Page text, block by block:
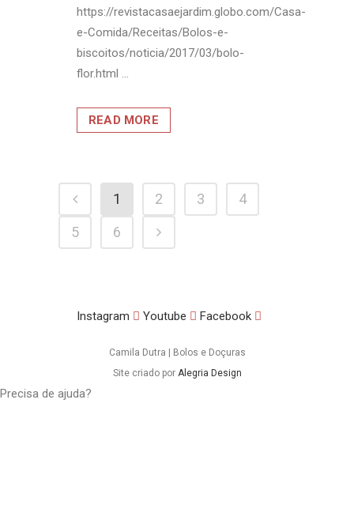
https://revistacasaejardim.globo.com/Casa-
e-Comida/Receitas/Bolos-e-
biscoitos/noticia/2017/03/bolo-
flor.html ...
READ MORE
1 2 3
4
5
6
Instagram Youtube Facebook
Camila Dutra | Bolos e Doçuras
Site criado por Alegria Design
Precisa de ajuda?